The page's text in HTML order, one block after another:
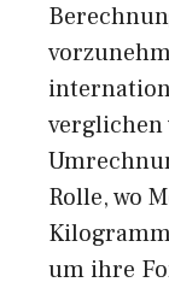
verglichen
Rolle, wo
um ihre